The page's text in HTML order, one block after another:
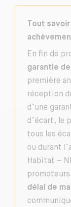
Tout
En fin de
garantie
première
réception
d’une
d’écart, le
tous les
ou durant
Habitat –
délai de